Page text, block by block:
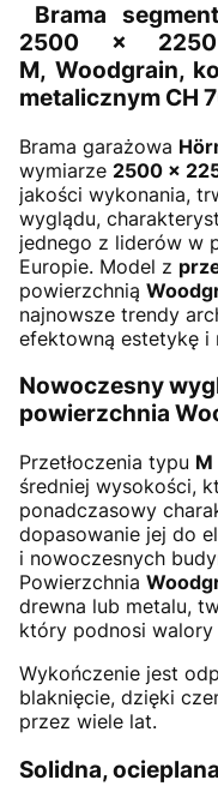
Brama
2500 × 2250
M, Woodgrain,
metalicznym CH
Brama garażowa
wymiarze 2500 ×
jakości wykonania,
wyglądu,
jednego z liderów w
Europie. Model z
powierzchnią
najnowsze trendy
efektowną estetykę i
Nowoczesny
powierzchnia
Przetłoczenia typu M
średniej wysokości,
ponadczasowy
dopasowanie jej do
i nowoczesnych
Powierzchnia
drewna lub metalu,
który podnosi walory
Wykończenie jest
blaknięcie, dzięki
przez wiele lat.
Solidna,